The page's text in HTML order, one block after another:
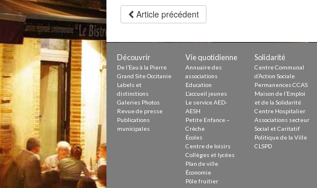
Pôle fruitier
Tourisme
PAM – Pôle d’Attractivité de Moissac
Animations du centre-ville
Annuaire des commerces
Démarchage
Urbanisme
Environnement développement durable
Déchets
Eau
Prévention des risques
Crues
Article précédent
Découvrir
De l’Eau à la Pierre
Grand Site Occitanie
Labels et
distinctions
Galeries Photos
Revue de presse
Publications
municipales
Vie quotidienne
Annuaire des
associations
Education
L’accueil jeunes
Le service AED-
AESH
Petite Enfance –
Crèche
Écoles
Centre de loisirs
Collèges et lycées
Plan de ville
Économie
Pôle fruitier
Solidarité
Centre Communal
d’Action Sociale
Permanences CCAS
Maison de l’Emploi
et de la Solidarité
Centre Hospitalier
Associations secteur
Social et Caritatif
Politique de la Ville
CLSPD